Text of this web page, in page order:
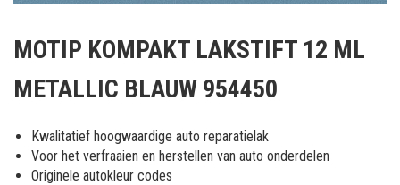
het
van
afbeeldingen-
gallerij
MOTIP KOMPAKT LAKSTIFT 12 ML
METALLIC BLAUW 954450
Kwalitatief hoogwaardige auto reparatielak
Voor het verfraaien en herstellen van auto onderdelen
Originele autokleur codes